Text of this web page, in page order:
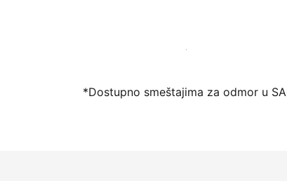
Registrujte svoj objekat već danas
*Dostupno smeštajima za odmor u